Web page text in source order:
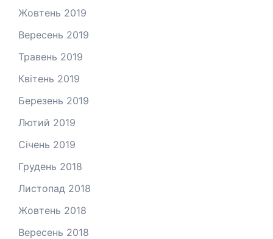
Жовтень 2019
Вересень 2019
Травень 2019
Квітень 2019
Березень 2019
Лютий 2019
Січень 2019
Грудень 2018
Листопад 2018
Жовтень 2018
Вересень 2018